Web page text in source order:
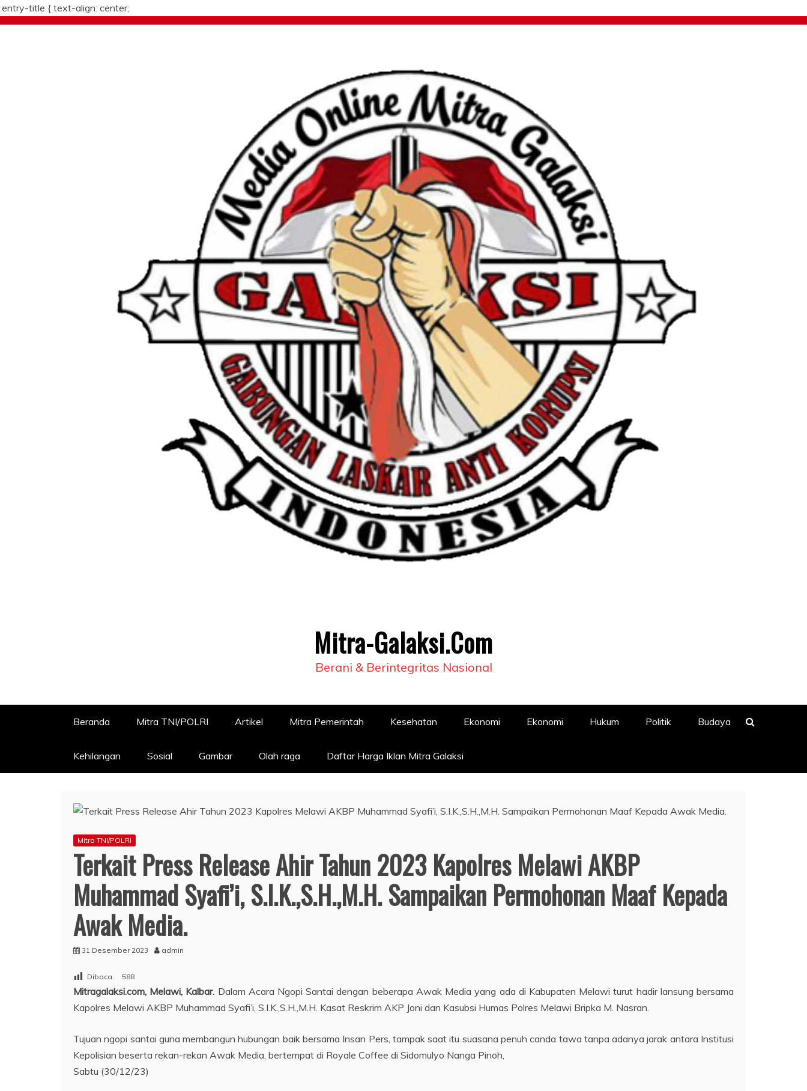
.entry-title { text-align: center;
Skip
Mitra-Galaksi.Com
Berani & Berintegritas Nasional
Beranda Mitra TNI/POLRI Artikel Mitra Pemerintah Kesehatan Ekonomi Ekonomi Hukum Politik Budaya
Kehilangan Sosial Gambar Olah raga Daftar Harga Iklan Mitra Galaksi
Mitra TNI/POLRI
Terkait Press Release Ahir Tahun 2023 Kapolres Melawi AKBP
Muhammad Syafi’i, S.I.K.,S.H.,M.H. Sampaikan Permohonan Maaf Kepada
Awak Media.
31 Desember 2023 admin
Dibaca: 588
Mitragalaksi.com, Melawi, Kalbar. Dalam Acara Ngopi Santai dengan beberapa Awak Media yang ada di Kabupaten Melawi turut hadir lansung bersama
Kapolres Melawi AKBP Muhammad Syafi’i, S.I.K.,S.H.,M.H. Kasat Reskrim AKP Joni dan Kasubsi Humas Polres Melawi Bripka M. Nasran.
Tujuan ngopi santai guna membangun hubungan baik bersama Insan Pers, tampak saat itu suasana penuh canda tawa tanpa adanya jarak antara Institusi
Kepolisian beserta rekan-rekan Awak Media, bertempat di Royale Coffee di Sidomulyo Nanga Pinoh,
Sabtu (30/12/23)